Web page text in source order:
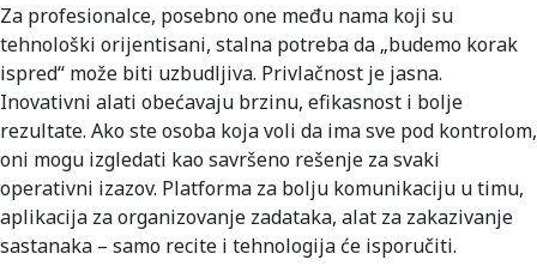
Za profesionalce, posebno one među nama koji su
tehnološki orijentisani, stalna potreba da „budemo korak
ispred“ može biti uzbudljiva. Privlačnost je jasna.
Inovativni alati obećavaju brzinu, efikasnost i bolje
rezultate. Ako ste osoba koja voli da ima sve pod kontrolom,
oni mogu izgledati kao savršeno rešenje za svaki
operativni izazov. Platforma za bolju komunikaciju u timu,
aplikacija za organizovanje zadataka, alat za zakazivanje
sastanaka – samo recite i tehnologija će isporučiti.